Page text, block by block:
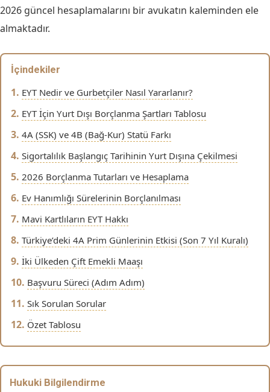
2026 güncel hesaplamalarını bir avukatın kaleminden ele
almaktadır.
İçindekiler
EYT Nedir ve Gurbetçiler Nasıl Yararlanır?
EYT İçin Yurt Dışı Borçlanma Şartları Tablosu
4A (SSK) ve 4B (Bağ-Kur) Statü Farkı
Sigortalılık Başlangıç Tarihinin Yurt Dışına Çekilmesi
2026 Borçlanma Tutarları ve Hesaplama
Ev Hanımlığı Sürelerinin Borçlanılması
Mavi Kartlıların EYT Hakkı
Türkiye’deki 4A Prim Günlerinin Etkisi (Son 7 Yıl Kuralı)
İki Ülkeden Çift Emekli Maaşı
Başvuru Süreci (Adım Adım)
Sık Sorulan Sorular
Özet Tablosu
Hukuki Bilgilendirme